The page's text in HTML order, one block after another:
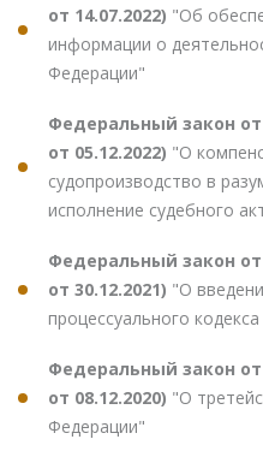
от 14.07.2022) "Об
информации о
Федерации"
Федеральный закон от
от 05.12.2022) "О
судопроизводство в
исполнение судебного
Федеральный закон от
от 30.12.2021) "О
процессуального
Федеральный закон от
от 08.12.2020) "О
Федерации"